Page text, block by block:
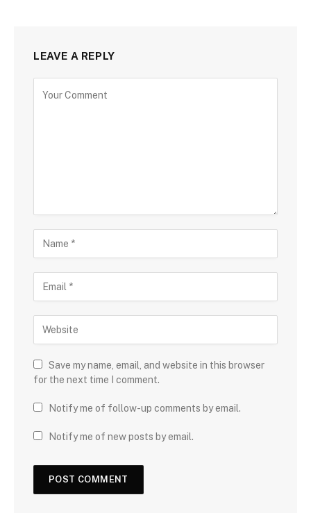
LEAVE A REPLY
Save my name, email, and website in this browser
for the next time I comment.
Notify me of follow-up comments by email.
Notify me of new posts by email.